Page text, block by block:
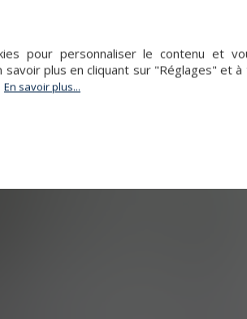
pour personnaliser le contenu et
plus en cliquant sur "Réglages" et
En savoir plus...